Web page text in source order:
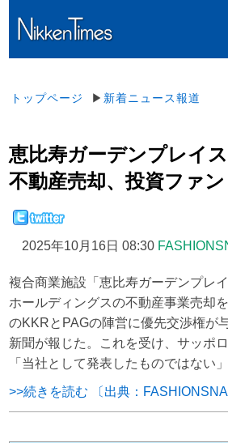
トップページ ▶ 新着ニュース報道
恵比寿ガーデンプレイ
不動産売却、投資ファ
2025年10月16日 08:30
複合商業施設「恵比寿ガーデンプレ
ホールディングスの不動産事業売却
のKKRとPAGの陣営に優先交渉権が
新聞が報じた。これを受け、サッポ
「当社として発表したものではない
>>続きを読む 〔出典：